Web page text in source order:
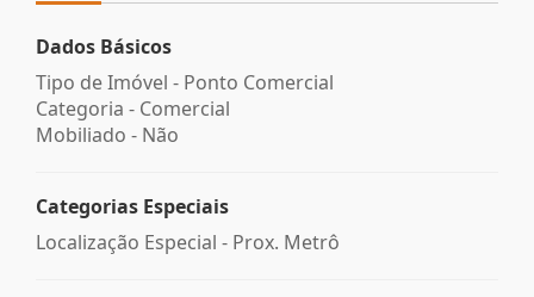
Dados Básicos
Tipo de Imóvel - Ponto Comercial
Categoria - Comercial
Mobiliado - Não
Categorias Especiais
Localização Especial - Prox. Metrô